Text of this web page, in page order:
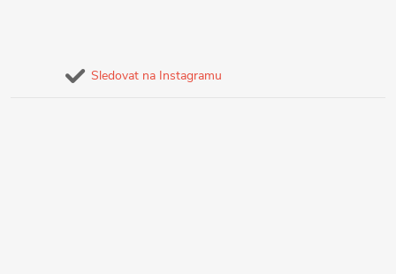
Sledovat na Instagramu